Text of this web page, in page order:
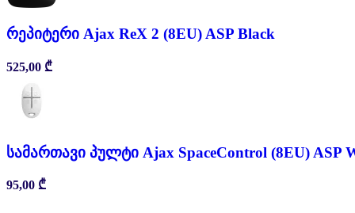
რეპიტერი Ajax ReX 2 (8EU) ASP Black
525,00 ₾
სამართავი პულტი Ajax SpaceControl (8EU) ASP
95,00 ₾